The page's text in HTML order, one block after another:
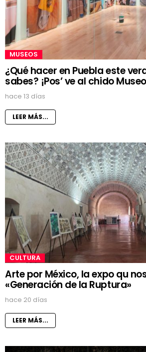
MUSEOS
¿Qué hacer en Puebla este
sabes? ¡Pos’ ve al chido
hace 13 días
LEER MÁS...
CULTURA
Arte por México, la expo qu
«Generación de la Ruptura»
hace 20 días
LEER MÁS...